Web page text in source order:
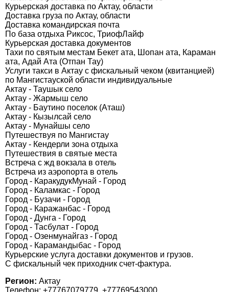
Курьерская доставка по Актау, области
Доставка груза по Актау, области
Доставка командирская почта
По база отдыха Риксос, ТриофЛайф
Курьерская доставка документов
Тахи по святым местам Бекет ата, Шопан ата, Караман
ата, Адай Ата (Отпан Тау)
Услуги такси в Актау с фискальный чеком (квитанцией)
по Мангистауской области индивидуальные
Актау - Таушык cело
Актау - Жармыш cело
Актау - Баутино поселок (Аташ)
Актау - Кызылсай cело
Актау - Мунайшы село
Путешествуя по Мангистау
Актау - Кендерли зона отдыха
Путешествия в святые места
Встреча с жд вокзала в отель
Встреча из аэропорта в отель
Город - КаракудукМунай - Город
Город - Каламкас - Город
Город - Бузачи - Город
Город - Каражанбас - Город
Город - Дунга - Город
Город - Тасбулат - Город
Город - Озенмунайгаз - Город
Город - Карамандыбас - Город
Курьерские услуга доставки документов и грузов.
С фискальный чек приходник счет-фактура.
Регион: Актау